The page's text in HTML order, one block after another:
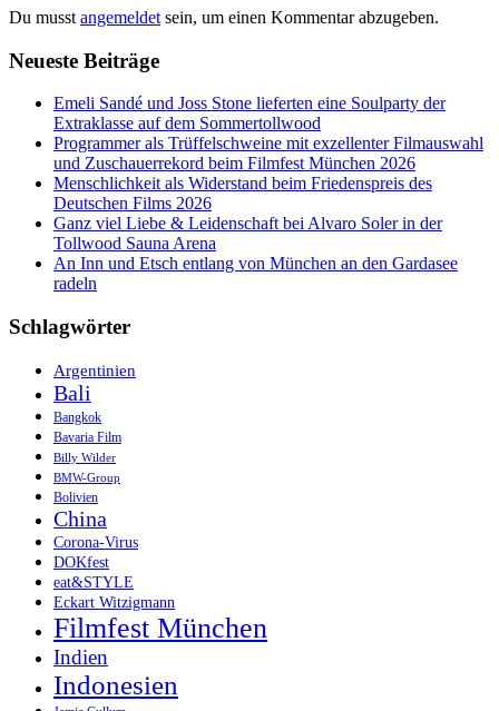
Du musst angemeldet sein, um einen Kommentar abzugeben.
Neueste Beiträge
Emeli Sandé und Joss Stone lieferten eine Soulparty der
Extraklasse auf dem Sommertollwood
Programmer als Trüffelschweine mit exzellenter Filmauswahl
und Zuschauerrekord beim Filmfest München 2026
Menschlichkeit als Widerstand beim Friedenspreis des
Deutschen Films 2026
Ganz viel Liebe & Leidenschaft bei Alvaro Soler in der
Tollwood Sauna Arena
An Inn und Etsch entlang von München an den Gardasee
radeln
Schlagwörter
Argentinien
Bali
Bangkok
Bavaria Film
Billy Wilder
BMW-Group
Bolivien
China
Corona-Virus
DOKfest
eat&STYLE
Eckart Witzigmann
Filmfest München
Indien
Indonesien